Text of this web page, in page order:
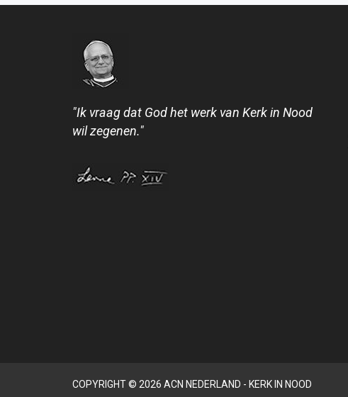
"Ik vraag dat God het werk van Kerk in Nood
wil zegenen."
COPYRIGHT © 2026 ACN NEDERLAND - KERK IN NOOD